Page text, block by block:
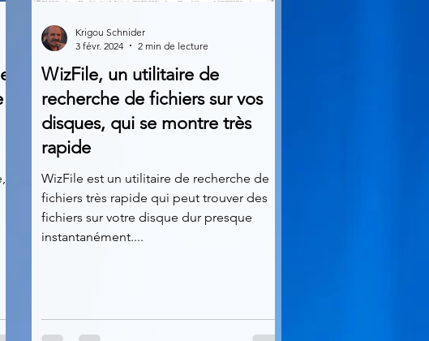
en ligne
WizFile, un utilitaire de
recherche de fichiers sur vos
disques, qui se montre très
rapide
WizFile est un utilitaire de recherche de
fichiers très rapide qui peut trouver des
fichiers sur votre disque dur presque
instantanément....
Krigou Schnider
3 févr. 2024
2 min de lecture